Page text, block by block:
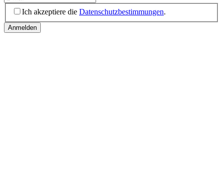
Ich akzeptiere die Datenschutzbestimmungen.